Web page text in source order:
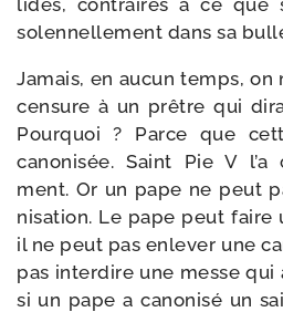
lides, contraires à ce que
solen­nel­le­ment dans sa
Jamais, en aucun temps,
cen­sure à un prêtre qui
Pourquoi ? Parce que
cano­ni­sée. Saint Pie V
ment. Or un pape ne peut
ni­sa­tion. Le pape peut faire
il ne peut pas enle­ver une
pas inter­dire une messe qui
si un pape a cano­ni­sé un